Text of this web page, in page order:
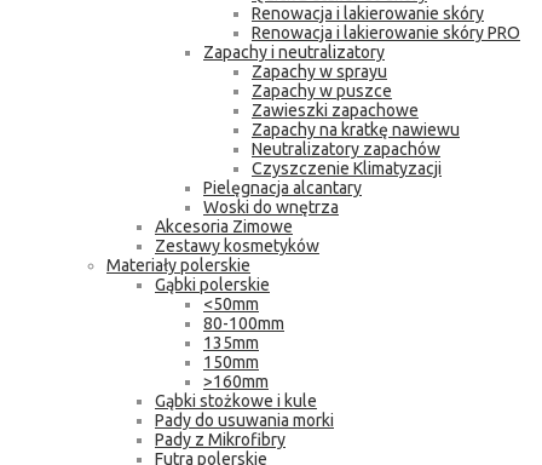
Renowacja i lakierowanie skóry
Renowacja i lakierowanie skóry PRO
Zapachy i neutralizatory
Zapachy w sprayu
Zapachy w puszce
Zawieszki zapachowe
Zapachy na kratkę nawiewu
Neutralizatory zapachów
Czyszczenie Klimatyzacji
Pielęgnacja alcantary
Woski do wnętrza
Akcesoria Zimowe
Zestawy kosmetyków
Materiały polerskie
Gąbki polerskie
<50mm
80-100mm
135mm
150mm
>160mm
Gąbki stożkowe i kule
Pady do usuwania morki
Pady z Mikrofibry
Futra polerskie